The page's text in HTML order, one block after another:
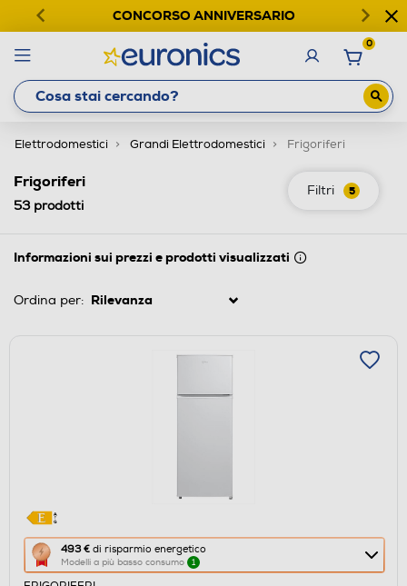
CONCORSO ANNIVERSARIO
0
Elettrodomestici Grandi Elettrodomestici Frigoriferi
Filtri 5
Frigoriferi
53prodotti
Informazioni sui prezzi e prodotti visualizzati
Ordina per:
493 € di risparmio energetico
Modelli a più basso consumo 1
Questa
azione